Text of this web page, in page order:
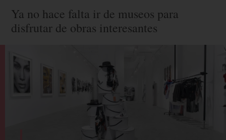
Ya no hace falta ir de museos para
disfrutar de obras interesantes